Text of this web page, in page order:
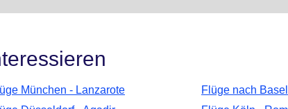
München - Lanzarote Flüge nach Basel